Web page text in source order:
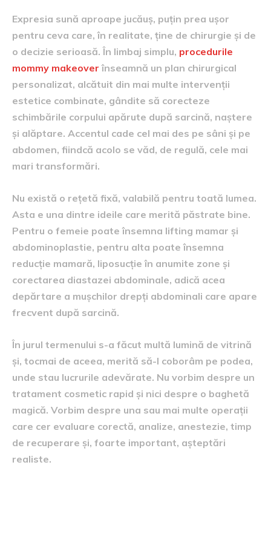
Expresia sună aproape jucăuș, puțin prea ușor
pentru ceva care, în realitate, ține de chirurgie și de
o decizie serioasă. În limbaj simplu, procedurile
mommy makeover înseamnă un plan chirurgical
personalizat, alcătuit din mai multe intervenții
estetice combinate, gândite să corecteze
schimbările corpului apărute după sarcină, naștere
și alăptare. Accentul cade cel mai des pe sâni și pe
abdomen, fiindcă acolo se văd, de regulă, cele mai
mari transformări.
Nu există o rețetă fixă, valabilă pentru toată lumea.
Asta e una dintre ideile care merită păstrate bine.
Pentru o femeie poate însemna lifting mamar și
abdominoplastie, pentru alta poate însemna
reducție mamară, liposucție în anumite zone și
corectarea diastazei abdominale, adică acea
depărtare a mușchilor drepți abdominali care apare
frecvent după sarcină.
În jurul termenului s-a făcut multă lumină de vitrină
și, tocmai de aceea, merită să-l coborâm pe podea,
unde stau lucrurile adevărate. Nu vorbim despre un
tratament cosmetic rapid și nici despre o baghetă
magică. Vorbim despre una sau mai multe operații
care cer evaluare corectă, analize, anestezie, timp
de recuperare și, foarte important, așteptări
realiste.